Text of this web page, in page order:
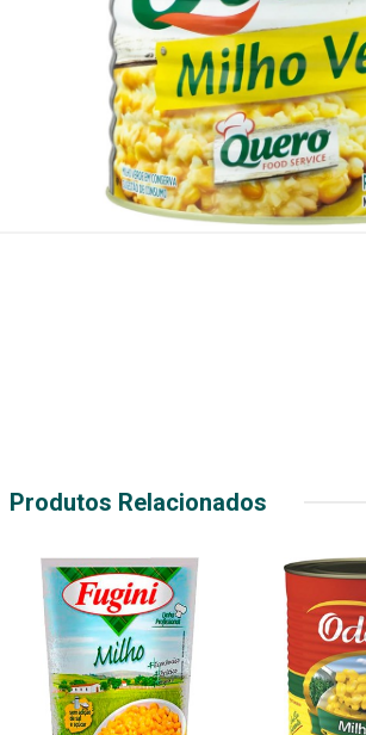
Produtos Relacionados